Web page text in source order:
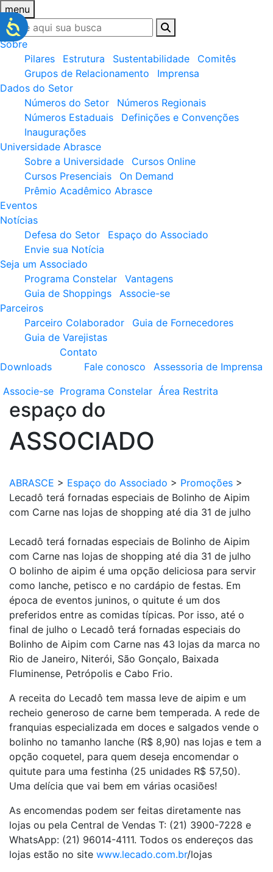
menu
Sobre
Pilares
Estrutura Sustentabilidade
Comitês
Grupos de Relacionamento
Imprensa
Dados do Setor
Números do Setor
Números Regionais
Números Estaduais
Definições e Convenções
Inaugurações
Universidade Abrasce
Sobre a Universidade
Cursos Online
Cursos Presenciais
On Demand
Prêmio Acadêmico Abrasce
Eventos
Notícias
Defesa do Setor
Espaço do Associado
Envie sua Notícia
Seja um Associado
Programa Constelar
Vantagens
Guia de Shoppings
Associe-se
Parceiros
Parceiro Colaborador
Guia de Fornecedores
Guia de Varejistas
Downloads
Contato
Fale conosco
Assessoria de Imprensa
Associe-se Programa Constelar Área Restrita
espaço do
ASSOCIADO
ABRASCE > Espaço do Associado > Promoções >
Lecadô terá fornadas especiais de Bolinho de Aipim
com Carne nas lojas de shopping até dia 31 de julho
Lecadô terá fornadas especiais de Bolinho de Aipim
com Carne nas lojas de shopping até dia 31 de julho
O bolinho de aipim é uma opção deliciosa para servir
como lanche, petisco e no cardápio de festas. Em
época de eventos juninos, o quitute é um dos
preferidos entre as comidas típicas. Por isso, até o
final de julho o Lecadô terá fornadas especiais do
Bolinho de Aipim com Carne nas 43 lojas da marca no
Rio de Janeiro, Niterói, São Gonçalo, Baixada
Fluminense, Petrópolis e Cabo Frio.
A receita do Lecadô tem massa leve de aipim e um
recheio generoso de carne bem temperada. A rede de
franquias especializada em doces e salgados vende o
bolinho no tamanho lanche (R$ 8,90) nas lojas e tem a
opção coquetel, para quem deseja encomendar o
quitute para uma festinha (25 unidades R$ 57,50).
Uma delícia que vai bem em várias ocasiões!
As encomendas podem ser feitas diretamente nas
lojas ou pela Central de Vendas T: (21) 3900-7228 e
WhatsApp: (21) 96014-4111. Todos os endereços das
lojas estão no site www.lecado.com.br/lojas